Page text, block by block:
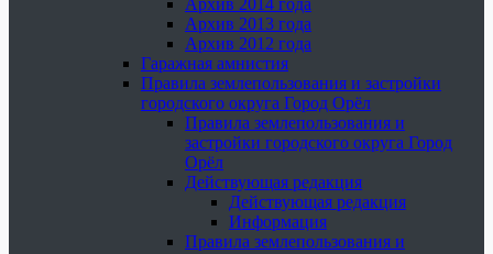
Архив 2014 года
Архив 2013 года
Архив 2012 года
Гаражная амнистия
Правила землепользования и застройки
городского округа Город Орёл
Правила землепользования и
застройки городского округа Город
Орёл
Действующая редакция
Действующая редакция
Информация
Правила землепользования и